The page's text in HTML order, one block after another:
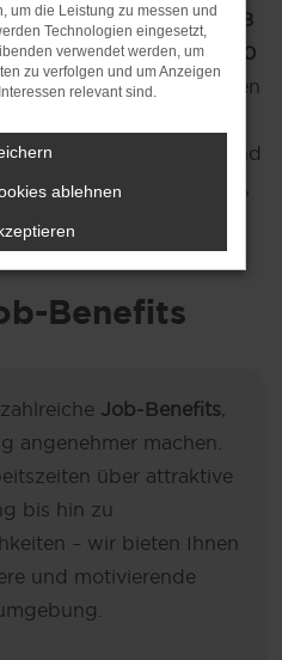
der Region. Mit
8
Standorten und rund 620
sind wir einer der größten
Teil des
und
uns – ob als Fachkraft,
Auszubildender.
Benefits
Job-Benefits,
angenehmer machen.
über attraktive
bis hin zu
– wir bieten Ihnen
und motivierende
um die Leistung zu messen und
Technologien eingesetzt,
verwendet werden, um
zu verfolgen und um Anzeigen
relevant sind.
ablehnen